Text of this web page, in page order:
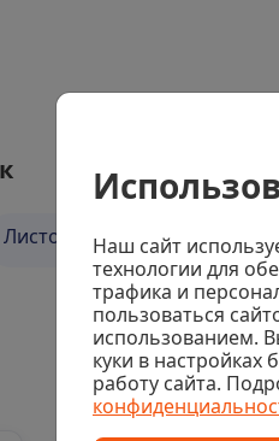
Листовые материалы
Наш сайт
технологии для
трафика и
пользоваться
использованием.
куки в настройках
работу сайта.